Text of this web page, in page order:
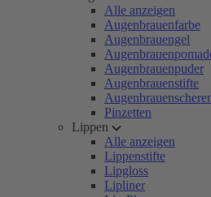
Alle anzeigen
Augenbrauenfarbe
Augenbrauengel
Augenbrauenpuder
Augenbrauenstifte
Pinzetten
Lippen
Alle anzeigen
Lippenstifte
Lipgloss
Lipliner